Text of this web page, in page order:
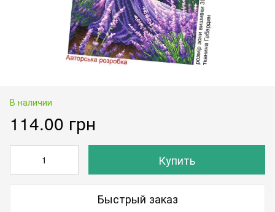
В наличии
114.00 грн
Купить
Быстрый заказ